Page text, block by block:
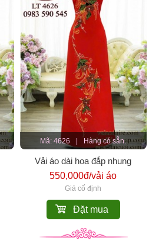
Mã: 4626 | Hàng có sẵn.
Vải áo dài hoa đắp nhung
550,000đ/vải áo
Giá cố định
Đặt mua